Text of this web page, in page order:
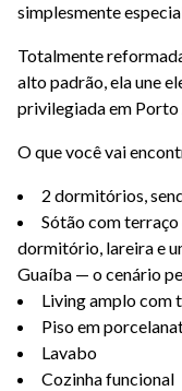
simplesmente
Totalmente
alto padrão, ela une
privilegiada em Porto
O que você vai
2 dormitórios,
Sótão com
dormitório, lareira e
Guaíba — o cenário
Living amplo com
Piso em
Lavabo
Cozinha funcional